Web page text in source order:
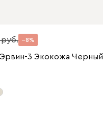
8
3 Экокожа Черный